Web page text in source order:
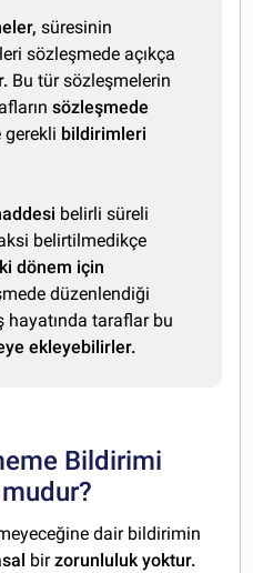
süresinin
sözleşmede açıkça
Bu tür sözleşmelerin
sözleşmede
gerekli bildirimleri
belirli süreli
belirtilmedikçe
dönem için
düzenlendiği
hayatında taraflar bu
ekleyebilirler.
Bildirimi
dair bildirimin
birzorunluluk yoktur.